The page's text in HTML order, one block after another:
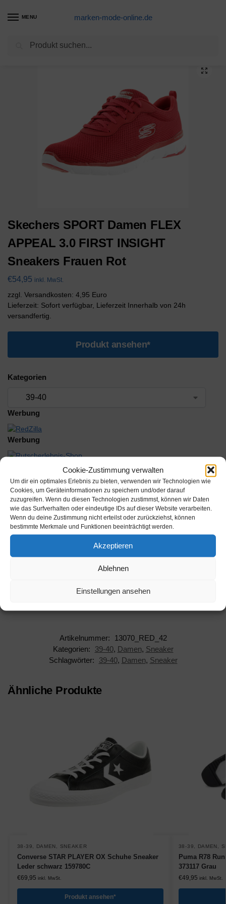
Cookie-Zustimmung verwalten
Um dir ein optimales Erlebnis zu bieten, verwenden wir Technologien wie
Cookies, um Geräteinformationen zu speichern und/oder darauf
zuzugreifen. Wenn du diesen Technologien zustimmst, können wir Daten
wie das Surfverhalten oder eindeutige IDs auf dieser Website verarbeiten.
Wenn du deine Zustimmung nicht erteilst oder zurückziehst, können
bestimmte Merkmale und Funktionen beeinträchtigt werden.
Akzeptieren
Ablehnen
Einstellungen ansehen
MENU marken-mode-online.de
Sneaker / Damen
Skechers SPORT Damen FLEX
APPEAL 3.0 FIRST INSIGHT
Sneakers Frauen Rot
€54,95 inkl. MwSt.
zzgl. Versandkosten: 4,95 Euro
Lieferzeit: Sofort verfügbar, Lieferzeit Innerhalb von 24h
versandfertig.
Produkt ansehen*
Kategorien
Werbung
Werbung
Beschreibung
Artikelnummer:
13070_RED_42
Kategorien:
39-40, Damen, Sneaker
Schlagwörter:
39-40, Damen, Sneaker
Ähnliche Produkte
38-39, DAMEN , SNEAKER
Converse STAR PLAYER OX Schuhe Sneaker
Leder schwarz 159780C
€69,95 inkl. MwSt.
Produkt ansehen*
38-39, DAMEN ,
Puma R78
373117 Grau
€49,95 inkl. MwSt.